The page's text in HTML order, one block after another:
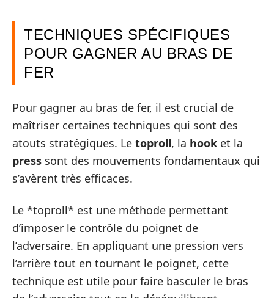
TECHNIQUES SPÉCIFIQUES
POUR GAGNER AU BRAS DE
FER
Pour gagner au bras de fer, il est crucial de
maîtriser certaines techniques qui sont des
atouts stratégiques. Le toproll, la hook et la
press sont des mouvements fondamentaux qui
s’avèrent très efficaces.
Le *toproll* est une méthode permettant
d’imposer le contrôle du poignet de
l’adversaire. En appliquant une pression vers
l’arrière tout en tournant le poignet, cette
technique est utile pour faire basculer le bras